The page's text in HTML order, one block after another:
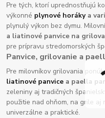
Pre tých, ktorí uprednostňujú
výkonné plynové horákya
plynulý výkon bez dymu.
a liatinové panvice na
pre prípravu stredomorských
Panvice, grilovanie a
Pre milovníkov grilovania
liatinové panvice a paella
zeleniny aj tradičných
použitie nad ohňom, na grile aj
univerzálne a praktické.